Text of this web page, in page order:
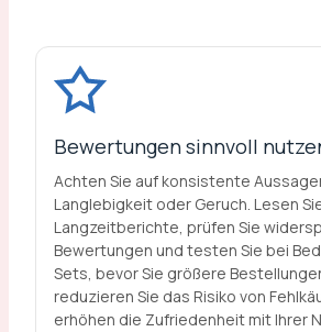
Bewertungen sinnvoll
Achten Sie auf konsistente
Langlebigkeit oder Geruch. Lesen
Langzeitberichte, prüfen Sie
Bewertungen und testen Sie bei
Sets, bevor Sie größere
reduzieren Sie das Risiko von
erhöhen die Zufriedenheit mit Ihrer